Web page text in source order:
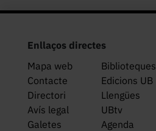
Enllaços directes
Mapa web
Biblioteques
Contacte
Edicions UB
Directori
Llengües
Avís legal
UBtv
Galetes
Agenda